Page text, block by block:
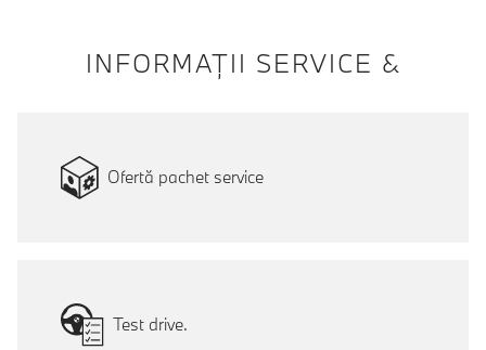
INFORMAŢII SERVICE &
Ofertă pachet service
Test drive.